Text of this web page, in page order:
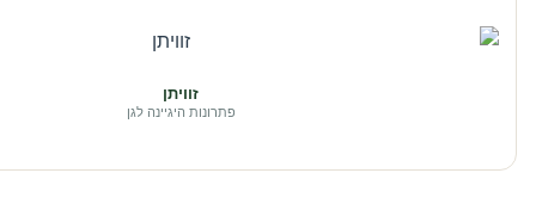
זוויתן
פתרונות היגיינה לגן